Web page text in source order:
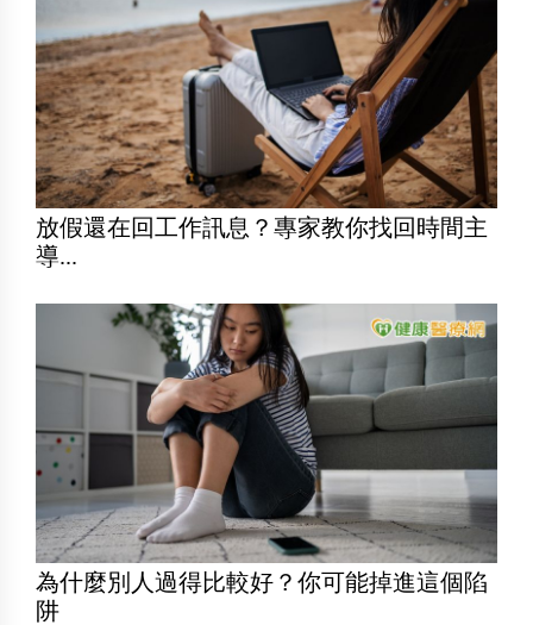
放假還在回工作訊息？專家教你找回時間主
導...
為什麼別人過得比較好？你可能掉進這個陷
阱